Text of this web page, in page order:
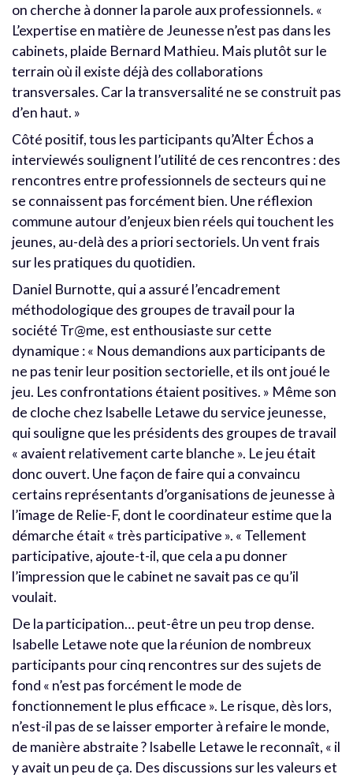
on cherche à donner la parole aux professionnels. «
L’expertise en matière de Jeunesse n’est pas dans les
cabinets, plaide Bernard Mathieu. Mais plutôt sur le
terrain où il existe déjà des collaborations
transversales. Car la transversalité ne se construit pas
d’en haut. »
Côté positif, tous les participants qu’Alter Échos a
interviewés soulignent l’utilité de ces rencontres : des
rencontres entre professionnels de secteurs qui ne
se connaissent pas forcément bien. Une réflexion
commune autour d’enjeux bien réels qui touchent les
jeunes, au-delà des a priori sectoriels. Un vent frais
sur les pratiques du quotidien.
Daniel Burnotte, qui a assuré l’encadrement
méthodologique des groupes de travail pour la
société Tr@me, est enthousiaste sur cette
dynamique : « Nous demandions aux participants de
ne pas tenir leur position sectorielle, et ils ont joué le
jeu. Les confrontations étaient positives. » Même son
de cloche chez Isabelle Letawe du service jeunesse,
qui souligne que les présidents des groupes de travail
« avaient relativement carte blanche ». Le jeu était
donc ouvert. Une façon de faire qui a convaincu
certains représentants d’organisations de jeunesse à
l’image de Relie-F, dont le coordinateur estime que la
démarche était « très participative ». « Tellement
participative, ajoute-t-il, que cela a pu donner
l’impression que le cabinet ne savait pas ce qu’il
voulait.
De la participation… peut-être un peu trop dense.
Isabelle Letawe note que la réunion de nombreux
participants pour cinq rencontres sur des sujets de
fond « n’est pas forcément le mode de
fonctionnement le plus efficace ». Le risque, dès lors,
n’est-il pas de se laisser emporter à refaire le monde,
de manière abstraite ? Isabelle Letawe le reconnaît, « il
y avait un peu de ça. Des discussions sur les valeurs et